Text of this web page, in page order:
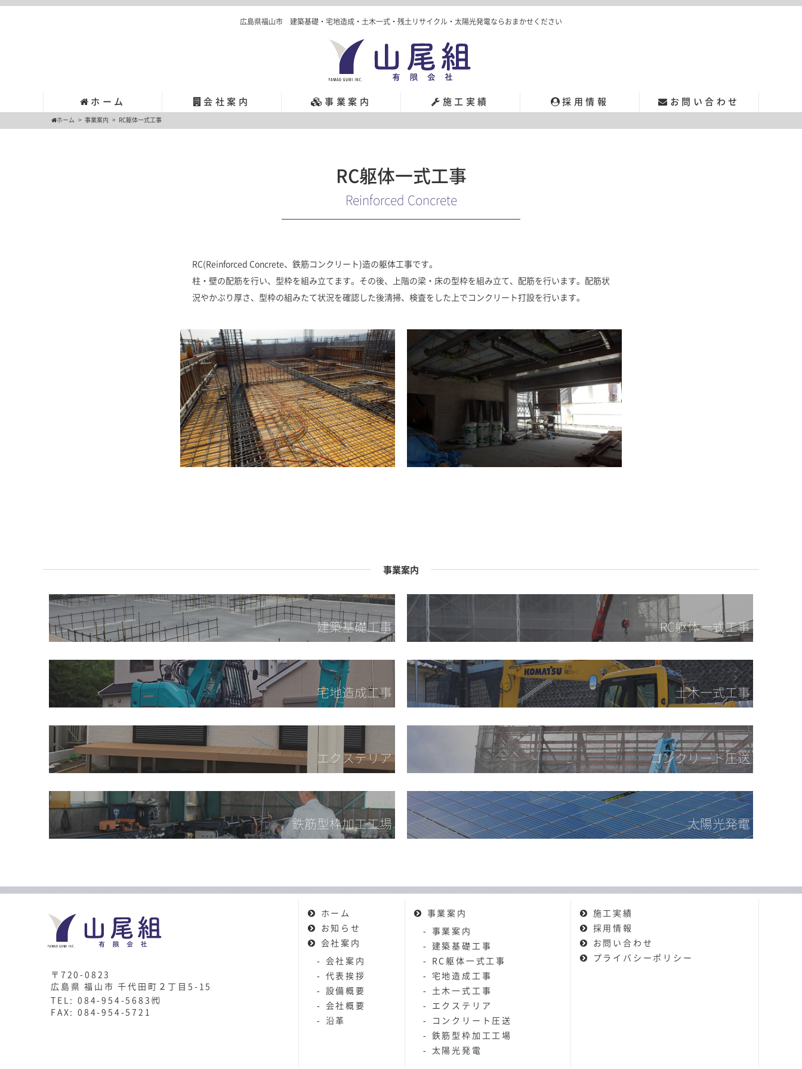
広島県福山市 建築基礎・宅地造成・土木一式・残土リサイクル・太陽光発電ならおまかせください
ホーム 会社案内 事業案内 施工実績 採用情報 お問い合わせ
ホーム > 事業案内 > RC躯体一式工事
RC躯体一式工事
Reinforced Concrete
RC(Reinforced Concrete、鉄筋コンクリート)造の躯体工事です。
柱・壁の配筋を行い、型枠を組み立てます。その後、上階の梁・床の型枠を組み立て、配筋を行います。配筋状
況やかぶり厚さ、型枠の組みたて状況を確認した後清掃、検査をした上でコンクリート打設を行います。
事業案内
建築基礎工事 RC躯体一式工事
宅地造成工事 土木一式工事
エクステリア コンクリート圧送
鉄筋型枠加工工場 太陽光発電
〒 720-0823
広島県 福山市 千代田町２丁目5-15
TEL :084-954-5683 ㈹
FAX :084-954-5721
ホーム
お知らせ
会社案内
会社案内
代表挨拶
設備概要
会社概要
沿革
事業案内
事業案内
建築基礎工事
RC躯体一式工事
宅地造成工事
土木一式工事
エクステリア
コンクリート圧送
鉄筋型枠加工工場
太陽光発電
施工実績
採用情報
お問い合わせ
プライバシーポリシー